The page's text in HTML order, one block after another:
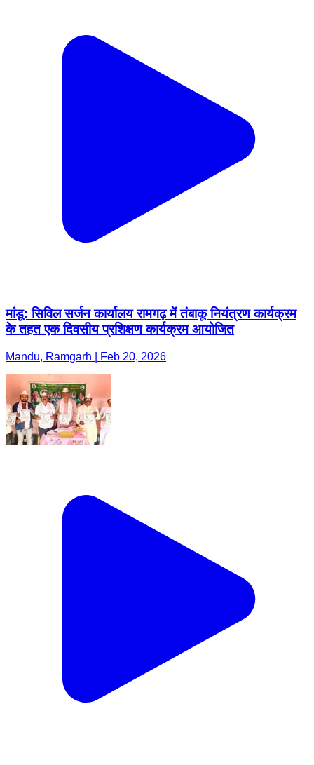
मांडू: सिविल सर्जन कार्यालय रामगढ़ में तंबाकू नियंत्रण कार्यक्रम
के तहत एक दिवसीय प्रशिक्षण कार्यक्रम आयोजित
Mandu, Ramgarh | Feb 20, 2026